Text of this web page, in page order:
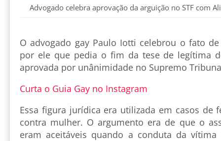
Advogado celebra aprovação da arguição no STF com
O advogado gay Paulo Iotti celebrou o fato
por ele que pedia o fim da tese de legítima
aprovada por unânimidade no Supremo
Curta o Guia Gay no Instagram
Essa figura jurídica era utilizada em casos de
contra mulher. O argumento era de que o
eram aceitáveis quando a conduta da vítima